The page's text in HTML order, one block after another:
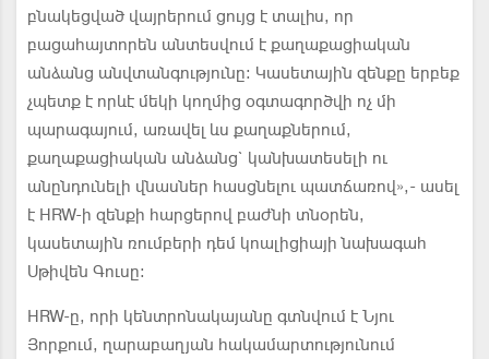
բնակեցված վայրերում ցույց է տալիս, որ
բացահայտորեն անտեսվում է քաղաքացիական
անձանց անվտանգությունը։ Կասետային զենքը երբեք
չպետք է որևէ մեկի կողմից օգտագործվի ոչ մի
պարագայում, առավել ևս քաղաքներում,
քաղաքացիական անձանց` կանխատեսելի ու
անընդունելի վնասներ հասցնելու պատճառով»,- ասել
է HRW-ի զենքի հարցերով բաժնի տնօրեն,
կասետային ռումբերի դեմ կոալիցիայի նախագահ
Սթիվեն Գուսը։
HRW-ը, որի կենտրոնակայանը գտնվում է Նյու
Յորքում, ղարաբաղյան հակամարտությունում